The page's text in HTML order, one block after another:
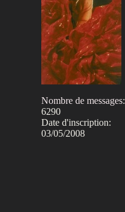
Nombre de messages:
6290
Date d'inscription:
03/05/2008